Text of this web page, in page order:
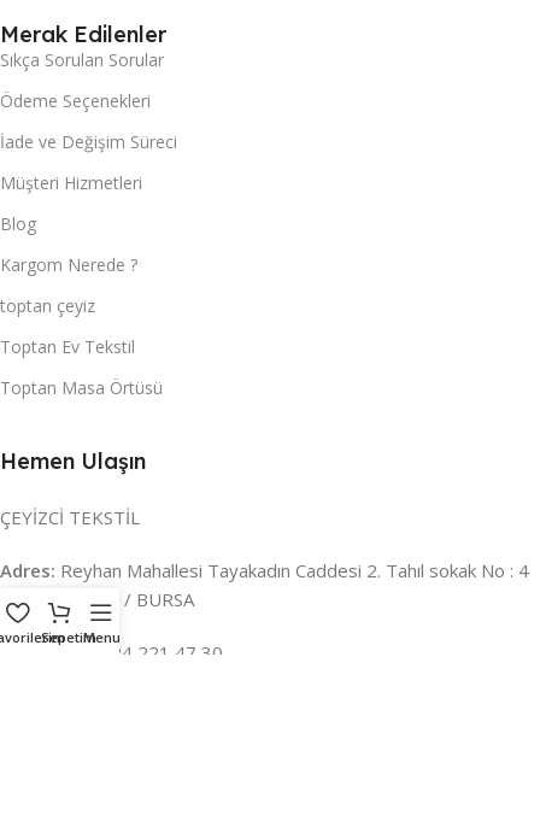
Merak Edilenler
Sıkça Sorulan Sorular
Ödeme Seçenekleri
İade ve Değişim Süreci
Müşteri Hizmetleri
Blog
Kargom Nerede ?
toptan çeyiz
Toptan Ev Tekstil
Toptan Masa Örtüsü
Hemen Ulaşın
ÇEYİZCİ TEKSTİL
Adres: Reyhan Mahallesi Tayakadın Caddesi 2. Tahıl sokak No : 4
/ a Osmangazi / BURSA
İLETİŞİM : 0224 221 47 30
SepetimMenu